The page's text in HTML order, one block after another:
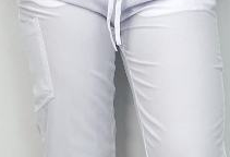
Костюмы утепленные
Штаны (Брюки)
Камуфляжные брюки
Утепленные брюки